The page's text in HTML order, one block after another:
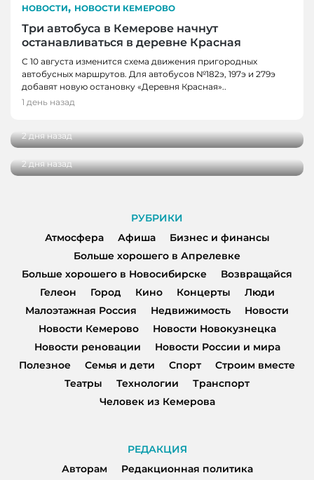
НОВОСТИ, НОВОСТИ КЕМЕРОВО
Три автобуса в Кемерове начнут
останавливаться в деревне Красная
С 10 августа изменится схема движения пригородных
автобусных маршрутов. Для автобусов №182э, 197э и 279э
добавят новую остановку «Деревня Красная»..
1 день назад
НОВОСТИ
В Кузбассе наградили лучших тренеров,
2 дня назад
НОВОСТИ, НОВОСТИ КЕМЕРОВО
годом
2 дня назад
РУБРИКИ
Атмосфера
Афиша
Бизнес и финансы
Больше хорошего в Апрелевке
Больше хорошего в Новосибирске
Возвращайся
Гелеон
Город Кино Концерты
Люди
Малоэтажная Россия
Недвижимость
Новости
Новости Кемерово
Новости Новокузнецка
Новости реновации
Новости России и мира
Полезное
Семья и дети Спорт
Строим вместе
Театры
Технологии
Транспорт
Человек из Кемерова
РЕДАКЦИЯ
Авторам
Редакционная политика